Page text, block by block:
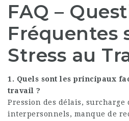
FAQ –
Fréquentes
Stress au
1. Quels sont les principaux
travail ?
Pression des délais,
interpersonnels, manque de